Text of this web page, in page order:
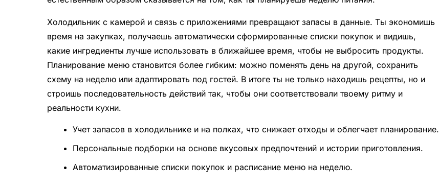
Холодильник с камерой и связь с приложениями превращают запасы в данные. Ты экономишь
время на закупках, получаешь автоматически сформированные списки покупок и видишь,
какие ингредиенты лучше использовать в ближайшее время, чтобы не выбросить продукты.
Планирование меню становится более гибким: можно поменять день на другой, сохранить
схему на неделю или адаптировать под гостей. В итоге ты не только находишь рецепты, но и
строишь последовательность действий так, чтобы они соответствовали твоему ритму и
реальности кухни.
Учет запасов в холодильнике и на полках, что снижает отходы и облегчает планирование.
Персональные подборки на основе вкусовых предпочтений и истории приготовления.
Автоматизированные списки покупок и расписание меню на неделю.